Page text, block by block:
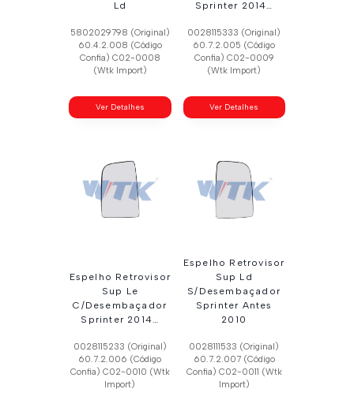
Ld
5802029798 (Original)
60.4.2.008 (Código
Confia) C02-0008
(Wtk Import)
Ver Detalhes
Sprinter 2014…
0028115333 (Original)
60.7.2.005 (Código
Confia) C02-0009
(Wtk Import)
Ver Detalhes
Espelho Retrovisor
Sup Le
C/Desembaçador
Sprinter 2014…
0028115233 (Original)
60.7.2.006 (Código
Confia) C02-0010 (Wtk
Import)
Espelho Retrovisor
Sup Ld
S/Desembaçador
Sprinter Antes
2010
0028111533 (Original)
60.7.2.007 (Código
Confia) C02-0011 (Wtk
Import)